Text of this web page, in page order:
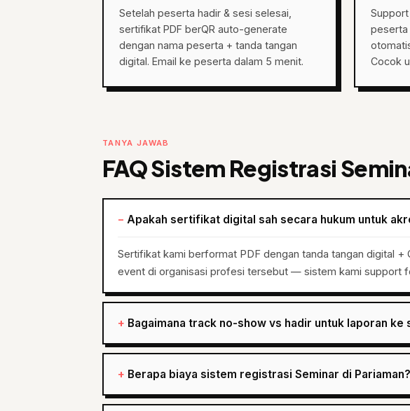
Setelah peserta hadir & sesi selesai,
sertifikat PDF berQR auto-generate
dengan nama peserta + tanda tangan
digital. Email ke peserta dalam 5 menit.
peserta
Cocok
TANYA JAWAB
FAQ Sistem Registrasi
Apakah sertifikat digital sah secara hukum untuk
Sertifikat kami berformat PDF dengan tanda tangan digital
event di organisasi profesi tersebut — sistem kami support
Bagaimana track no-show vs hadir untuk laporan ke
Berapa biaya sistem registrasi Seminar di Pariaman?